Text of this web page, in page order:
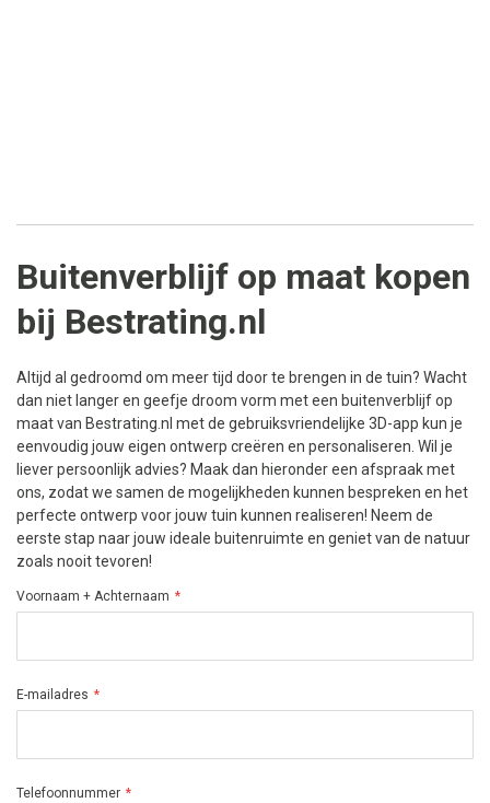
Buitenverblijf op maat kopen
bij Bestrating.nl
Altijd al gedroomd om meer tijd door te brengen in de tuin? Wacht
dan niet langer en geefje droom vorm met een buitenverblijf op
maat van Bestrating.nl met de gebruiksvriendelijke 3D-app kun je
eenvoudig jouw eigen ontwerp creëren en personaliseren. Wil je
liever persoonlijk advies? Maak dan hieronder een afspraak met
ons, zodat we samen de mogelijkheden kunnen bespreken en het
perfecte ontwerp voor jouw tuin kunnen realiseren! Neem de
eerste stap naar jouw ideale buitenruimte en geniet van de natuur
zoals nooit tevoren!
Voornaam + Achternaam
E-mailadres
Telefoonnummer